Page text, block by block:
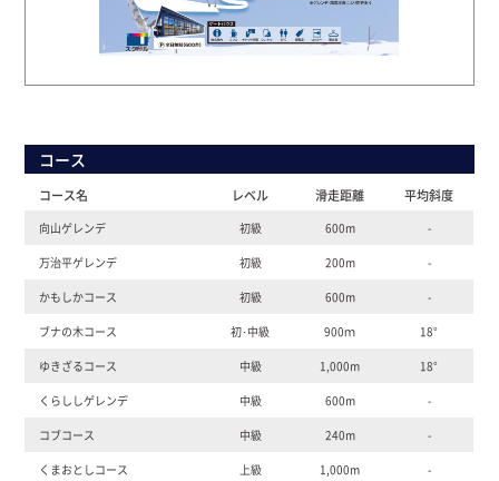
コース
コース名 レベル 滑走距離 平均斜度
向山ゲレンデ 初級 600m -
万治平ゲレンデ 初級 200m -
かもしかコース 初級 600m -
ブナの木コース 初･中級 900ｍ 18°
ゆきざるコース 中級 1,000m 18°
くらししゲレンデ 中級 600m -
コブコース 中級 240m -
くまおとしコース 上級 1,000m -